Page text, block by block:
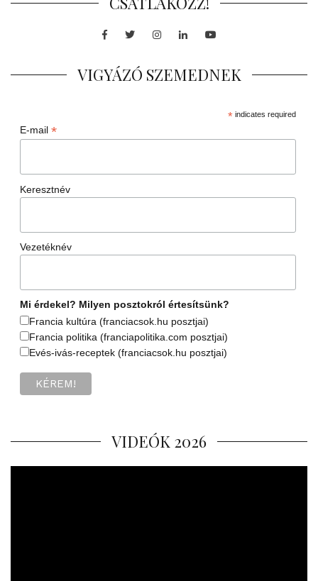
Facebook
TwitterInstagram
LinkedInYoutube
VIGYÁZÓ SZEMEDNEK
*indicates required
E-mail *
Keresztnév
Vezetéknév
Mi érdekel? Milyen posztokról értesítsünk?
Francia kultúra (franciacsok.hu posztjai)
Francia politika (franciapolitika.com posztjai)
Evés-ivás-receptek (franciacsok.hu posztjai)
VIDEÓK 2026